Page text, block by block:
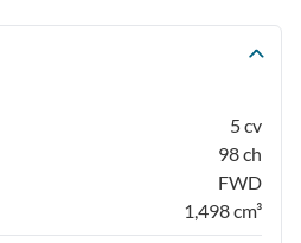
5 cv
98 ch
FWD
1,498 cm³